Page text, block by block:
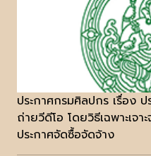
ประกาศกรมศิลปกร เรื่อง ป
ถ่ายวีดีโอ โดยวิธีเฉพาะเจา
ประกาศจัดซื้อจัดจ้าง